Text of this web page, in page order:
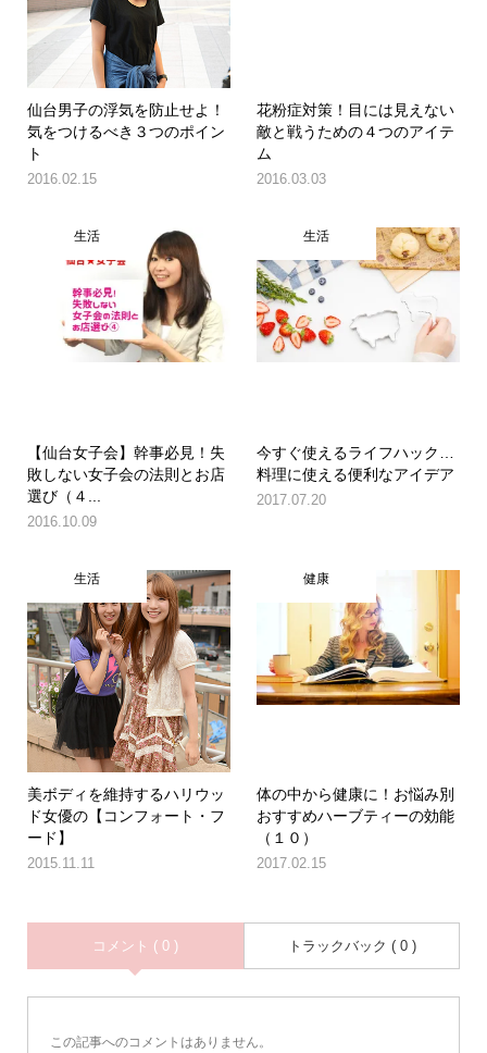
仙台男子の浮気を防止せよ！
気をつけるべき３つのポイン
ト
2016.02.15
花粉症対策！目には見えない
敵と戦うための４つのアイテ
ム
2016.03.03
生活
【仙台女子会】幹事必見！失
敗しない女子会の法則とお店
選び（４...
2016.10.09
生活
今すぐ使えるライフハック…
料理に使える便利なアイデア
2017.07.20
生活
美ボディを維持するハリウッ
ド女優の【コンフォート・フ
ード】
2015.11.11
健康
体の中から健康に！お悩み別
おすすめハーブティーの効能
（１０）
2017.02.15
コメント ( 0 ) トラックバック ( 0 )
この記事へのコメントはありません。